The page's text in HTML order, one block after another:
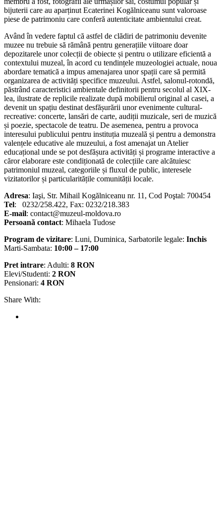
bijuterii care au aparținut Ecaterinei Kogălniceanu sunt valoroase
piese de patrimoniu care conferă autenticitate ambientului creat.
Având în vedere faptul că astfel de clădiri de patrimoniu devenite
muzee nu trebuie să rămână pentru generațiile viitoare doar
depozitarele unor colecții de obiecte și pentru o utilizare eficientă a
contextului muzeal, în acord cu tendințele muzeologiei actuale, noua
abordare tematică a impus amenajarea unor spații care să permită
organizarea de activități specifice muzeului. Astfel, salonul-rotondă,
păstrând caracteristici ambientale definitorii pentru secolul al XIX-
lea, ilustrate de replicile realizate după mobilierul original al casei, a
devenit un spațiu destinat desfășurării unor evenimente cultural-
recreative: concerte, lansări de carte, audiții muzicale, seri de muzică
și poezie, spectacole de teatru. De asemenea, pentru a provoca
interesului publicului pentru instituția muzeală și pentru a demonstra
valențele educative ale muzeului, a fost amenajat un Atelier
educațional unde se pot desfășura activități și programe interactive a
căror elaborare este condiționată de colecțiile care alcătuiesc
patrimoniul muzeal, categoriile și fluxul de public, interesele
vizitatorilor și particularitățile comunității locale.
Adresa: Iaşi, Str. Mihail Kogălniceanu nr. 11, Cod Poştal: 700454
Tel: 0232/258.422, Fax: 0232/218.383
E-mail: contact@muzeul-moldova.ro
Persoană contact: Mihaela Tudose
Program de vizitare: Luni, Duminica, Sarbatorile legale: Inchis
Marti-Sambata: 10:00 – 17:00
Pret intrare: Adulti: 8 RON
Elevi/Studenti: 2 RON
Pensionari: 4 RON
Share With: